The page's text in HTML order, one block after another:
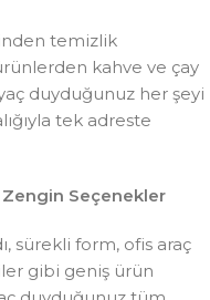
temizlik
kahve ve çay
duyduğunuz her şeyi
tek adreste
Seçenekler
sürekli form, ofis araç
gibi geniş ürün